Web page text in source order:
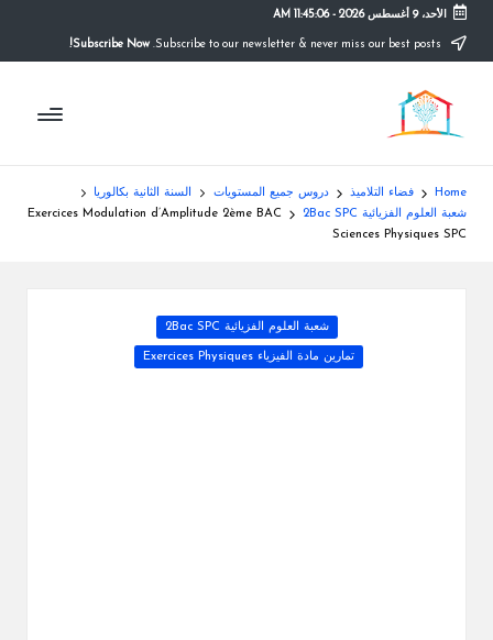
content
الأحد، 9 أغسطس 2026 -
11:45:07 AM
Subscribe Now!
م
و
ق
ع
التعليم
الصريح
Home فضاء التلاميذ دروس جميع المستويات
السنة الثانية بكالوريا
شعبة العلوم الفزيائية 2Bac SPC
Exercices Modulation d’Amplitude 2ème BAC
Sciences Physiques SPC
Posted
in
شعبة العلوم الفزيائية 2Bac SPC
تمارين مادة الفيزياء Exercices Physiques